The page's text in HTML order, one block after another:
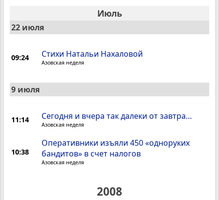
Июль
22 июля
09:24 Стихи Натальи Нахаловой
Азовская неделя
9 июля
11:14 Сегодня и вчера так далеки от завтра…
Азовская неделя
10:38
Оперативники изъяли 450 «одноруких
бандитов» в счет налогов
Азовская неделя
2008